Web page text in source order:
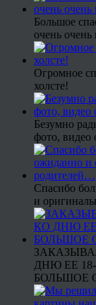
Большое
очень очень
Огромное
холсте!
Безумно
фото, видео
Спасибо
и
ДНЮ ЕЕ
БОЛЬШОЕ